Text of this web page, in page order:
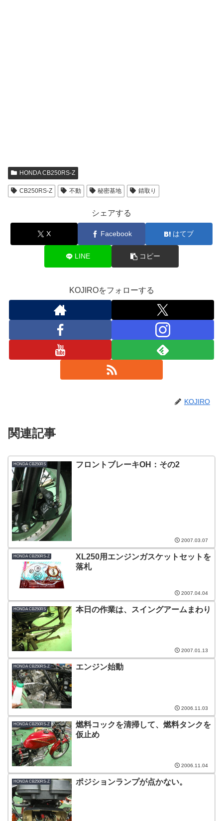
HONDA CB250RS-Z
CB250RS-Z 不動 秘密基地 錆取り
シェアする
X Facebook はてブ
LINE コピー
KOJIROをフォローする
KOJIRO
関連記事
HONDA CB250RS フロントブレーキOH：その2
2007.03.07
HONDA CB250RS-Z
XL250用エンジンガスケットセットを
落札
2007.04.04
HONDA CB250RS 本日の作業は、スイングアームまわり
2007.01.13
HONDA CB250RS-Z エンジン始動
2006.11.03
HONDA CB250RS-Z
燃料コックを清掃して、燃料タンクを
仮止め
2006.11.04
HONDA CB250RS-Z ポジションランプが点かない。